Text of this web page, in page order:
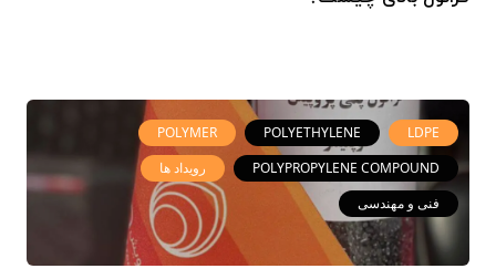
LDPE
POLYETHYLENE
POLYMER
POLYPROPYLENE COMPOUND
رویداد ها
فنی و مهندسی